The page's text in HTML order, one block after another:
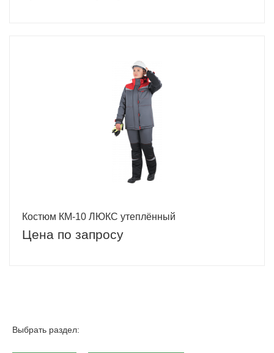
Костюм КМ-10 ЛЮКС утеплённый
Цена по запросу
Выбрать раздел: